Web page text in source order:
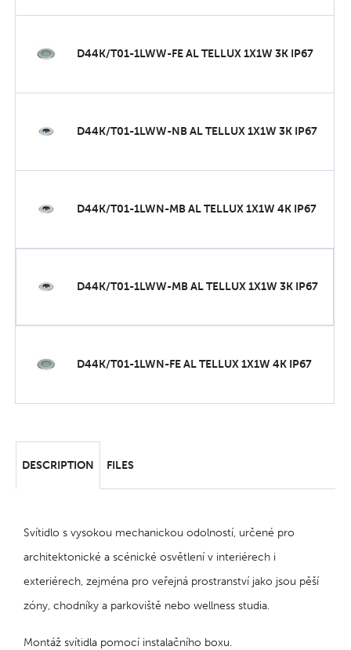
D44K/T01-1LWW-FE AL TELLUX 1X1W 3K IP67
D44K/T01-1LWW-NB AL TELLUX 1X1W 3K IP67
D44K/T01-1LWN-MB AL TELLUX 1X1W 4K IP67
D44K/T01-1LWW-MB AL TELLUX 1X1W 3K IP67
D44K/T01-1LWN-FE AL TELLUX 1X1W 4K IP67
DESCRIPTION FILES
Svítidlo s vysokou mechanickou odolností, určené pro
architektonické a scénické osvětlení v interiérech i
exteriérech, zejména pro veřejná prostranství jako jsou pěší
zóny, chodníky a parkoviště nebo wellness studia.
Montáž svítidla pomocí instalačního boxu.